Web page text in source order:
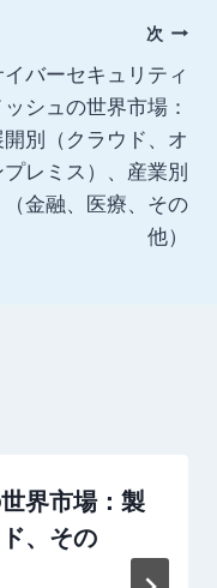
次
イバーセキュリティ
ッシュの世界市場：
開別（クラウド、オ
プレミス）、産業別
（金融、医療、その
他）
界市場：製
、その